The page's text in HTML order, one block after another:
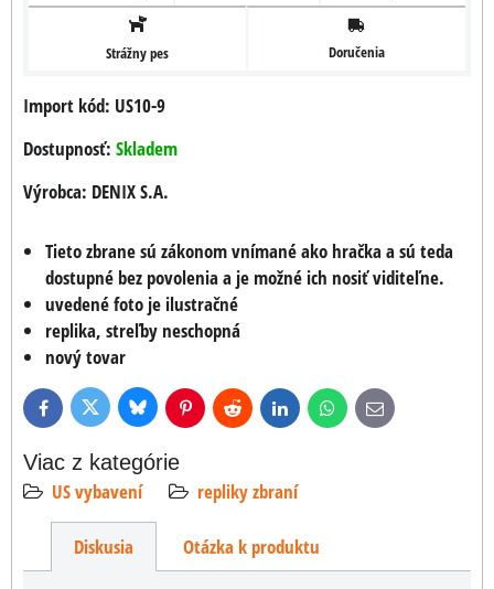
Strážny pes Doručenia
Import kód: US10-9
Dostupnosť: Skladem
Výrobca: DENIX S.A.
Tieto zbrane sú zákonom vnímané ako hračka a sú teda
dostupné bez povolenia a je možné ich nosiť viditeľne.
uvedené foto je ilustračné
replika, streľby neschopná
nový tovar
FacebookTwitter BlueskyPinterestReddit LinkedInWhatsApp
E-
mail
Viac z kategórie
US vybavení
repliky zbraní
Diskusia Otázka k produktu